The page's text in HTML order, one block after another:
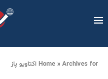
Home » Archives for اکتاویو پاز